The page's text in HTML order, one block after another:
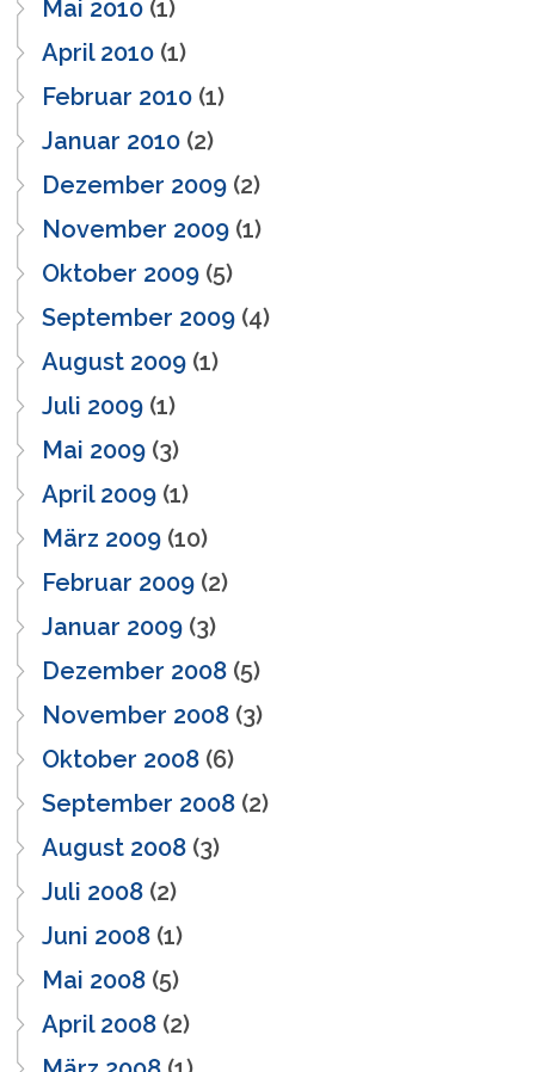
Mai 2010 (1)
April 2010 (1)
Februar 2010 (1)
Januar 2010 (2)
Dezember 2009 (2)
November 2009 (1)
Oktober 2009 (5)
September 2009 (4)
August 2009 (1)
Juli 2009 (1)
Mai 2009 (3)
April 2009 (1)
März 2009 (10)
Februar 2009 (2)
Januar 2009 (3)
Dezember 2008 (5)
November 2008 (3)
Oktober 2008 (6)
September 2008 (2)
August 2008 (3)
Juli 2008 (2)
Juni 2008 (1)
Mai 2008 (5)
April 2008 (2)